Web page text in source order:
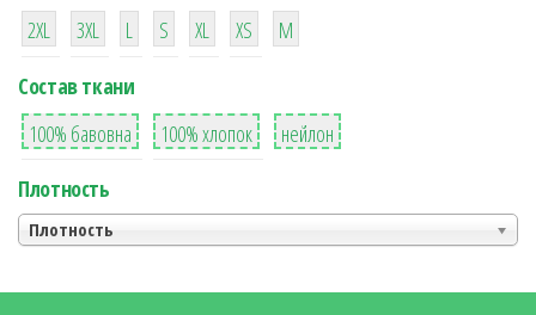
38
2XL
16
3XL
42
L
42
S
42
XL XS
М
Состав ткани
8
100% бавовна
36
100% хлопок
2
нейлон
Плотность
Плотность